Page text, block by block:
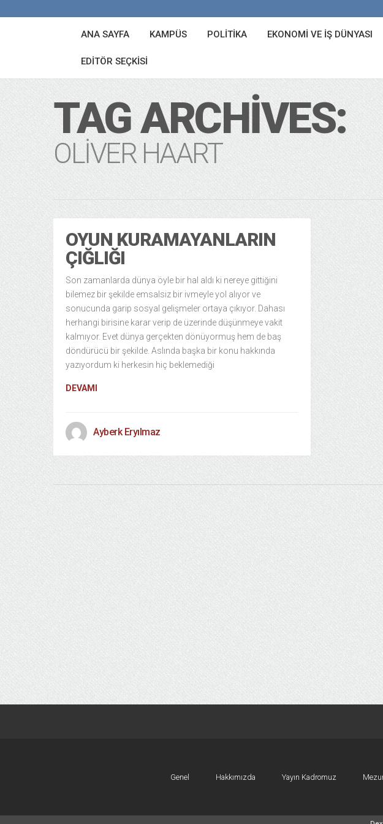
ANA SAYFA KAMPÜS POLITIKA EKONOMI VE İŞ DÜNYASI
EDITÖR SEÇKISI
TAG ARCHIVES:
OLIVER HAART
OYUN KURAMAYANLARIN
ÇIĞLIĞI
Son zamanlarda dünya öyle bir hal aldı ki nereye gittiğini
bilemez bir şekilde emsalsiz bir ivmeyle yol alıyor ve
sonucunda garip sosyal gelişmeler ortaya çıkıyor. Dahası
herhangi birisine karar verip de üzerinde düşünmeye vakit
kalmıyor. Evet dünya gerçekten dönüyormuş hem de baş
döndürücü bir şekilde. Aslında başka bir konu hakkında
yazıyordum ki herkesin hiç beklemediği
DEVAMI
Ayberk Eryılmaz
Genel Hakkımızda Yayın Kadromuz